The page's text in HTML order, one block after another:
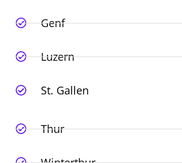
Genf
Luzern
St. Gallen
Thur